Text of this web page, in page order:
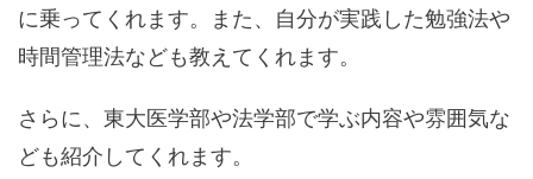
に乗ってくれます。また、自分が実践した勉強法や
時間管理法なども教えてくれます。
さらに、東大医学部や法学部で学ぶ内容や雰囲気な
ども紹介してくれます。